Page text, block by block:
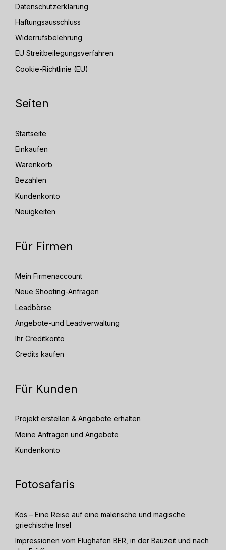
Datenschutzerklärung
Haftungsausschluss
Widerrufsbelehrung
EU Streitbeilegungsverfahren
Cookie-Richtlinie (EU)
Seiten
Startseite
Einkaufen
Warenkorb
Bezahlen
Kundenkonto
Neuigkeiten
Für Firmen
Mein Firmenaccount
Neue Shooting-Anfragen
Leadbörse
Angebote-und Leadverwaltung
Ihr Creditkonto
Credits kaufen
Für Kunden
Projekt erstellen & Angebote erhalten
Meine Anfragen und Angebote
Kundenkonto
Fotosafaris
Kos – Eine Reise auf eine malerische und magische
griechische Insel
Impressionen vom Flughafen BER, in der Bauzeit und nach